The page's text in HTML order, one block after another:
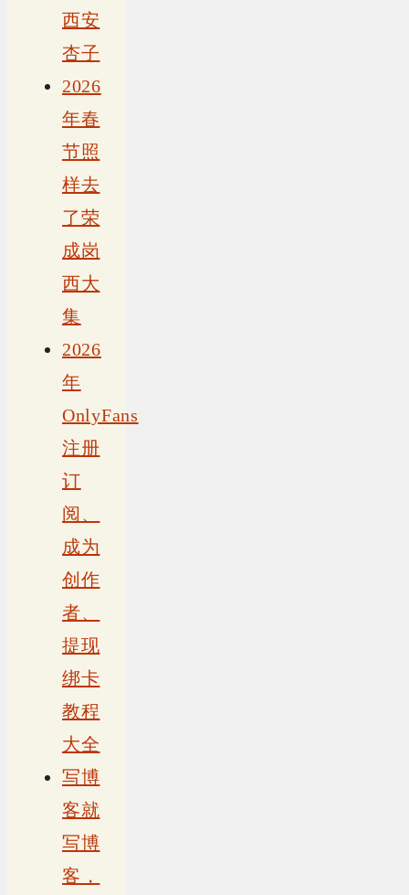
西安
杏子
2026
年春
节照
样去
了荣
成岗
西大
集
2026
年
OnlyFans
注册
订
阅、
成为
创作
者、
提现
绑卡
教程
大全
写博
客就
写博
客，